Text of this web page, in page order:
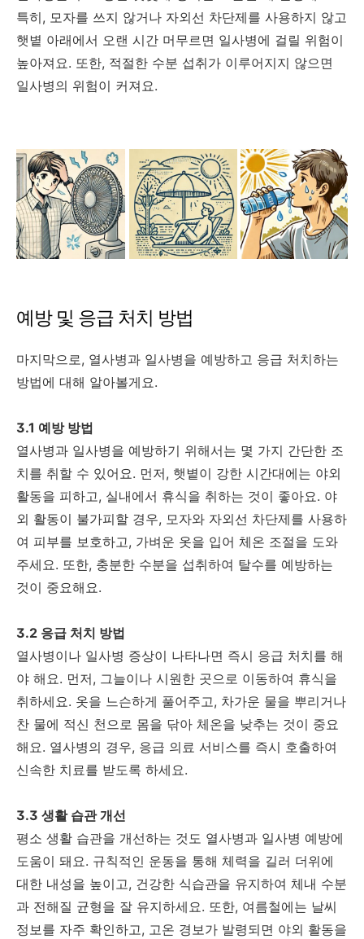
특히, 모자를 쓰지 않거나 자외선 차단제를 사용하지 않고
햇볕 아래에서 오랜 시간 머무르면 일사병에 걸릴 위험이
높아져요. 또한, 적절한 수분 섭취가 이루어지지 않으면
일사병의 위험이 커져요.
예방 및 응급 처치 방법
마지막으로, 열사병과 일사병을 예방하고 응급 처치하는
방법에 대해 알아볼게요.
3.1 예방 방법
열사병과 일사병을 예방하기 위해서는 몇 가지 간단한 조
치를 취할 수 있어요. 먼저, 햇볕이 강한 시간대에는 야외
활동을 피하고, 실내에서 휴식을 취하는 것이 좋아요. 야
외 활동이 불가피할 경우, 모자와 자외선 차단제를 사용하
여 피부를 보호하고, 가벼운 옷을 입어 체온 조절을 도와
주세요. 또한, 충분한 수분을 섭취하여 탈수를 예방하는
것이 중요해요.
3.2 응급 처치 방법
열사병이나 일사병 증상이 나타나면 즉시 응급 처치를 해
야 해요. 먼저, 그늘이나 시원한 곳으로 이동하여 휴식을
취하세요. 옷을 느슨하게 풀어주고, 차가운 물을 뿌리거나
찬 물에 적신 천으로 몸을 닦아 체온을 낮추는 것이 중요
해요. 열사병의 경우, 응급 의료 서비스를 즉시 호출하여
신속한 치료를 받도록 하세요.
3.3 생활 습관 개선
평소 생활 습관을 개선하는 것도 열사병과 일사병 예방에
도움이 돼요. 규칙적인 운동을 통해 체력을 길러 더위에
대한 내성을 높이고, 건강한 식습관을 유지하여 체내 수분
과 전해질 균형을 잘 유지하세요. 또한, 여름철에는 날씨
정보를 자주 확인하고, 고온 경보가 발령되면 야외 활동을